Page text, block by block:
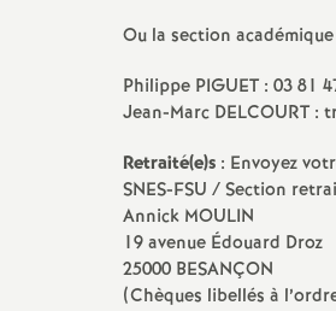
Ou la section académique
Philippe PIGUET : 03 81
Jean-Marc DELCOURT :
Retraité(e)s : Envoyez
SNES-FSU / Section
Annick MOULIN
19 avenue Édouard Droz
25000 BESANÇON
(Chèques libellés à